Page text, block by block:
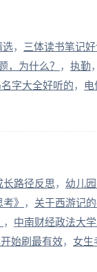
选
三体读书笔记
，为什么？
执勤
字大全好听的
长路径反思
幼儿
》
关于西游记
中南财经政法大
始刷最有效
女生